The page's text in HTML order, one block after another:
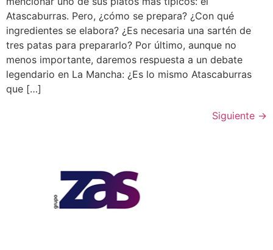
Atascaburras. Pero, ¿cómo se prepara? ¿Con qué
ingredientes se elabora? ¿Es necesaria una sartén de
tres patas para prepararlo? Por último, aunque no
menos importante, daremos respuesta a un debate
legendario en La Mancha: ¿Es lo mismo Atascaburras
que […]
Siguiente →